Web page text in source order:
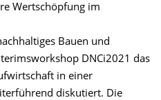
Wertschöpfung im
Bauen und
DNCi2021 das
in einer
diskutiert. Die